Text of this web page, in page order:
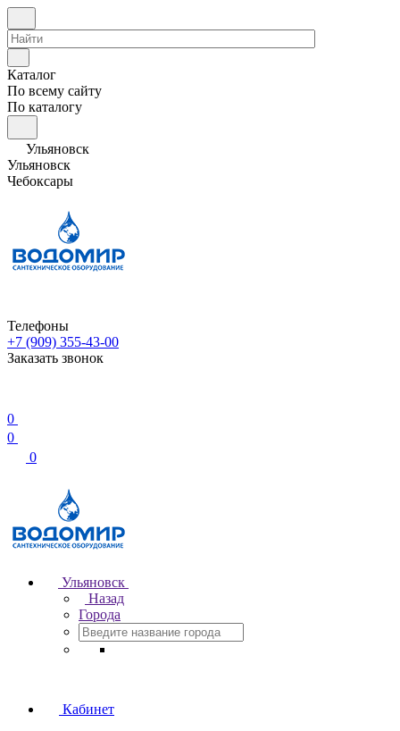
Каталог
По всему сайту
По каталогу
Ульяновск
Ульяновск
Чебоксары
Телефоны
+7 (909) 355-43-00
Заказать звонок
0
0
0
Ульяновск
Назад
Города
Кабинет